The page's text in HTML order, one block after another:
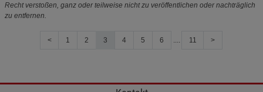
Recht verstoßen, ganz oder teilweise nicht zu veröffentlichen oder nachträglich
zu entfernen.
< 1 2 3 4 5 6 .... 11 >